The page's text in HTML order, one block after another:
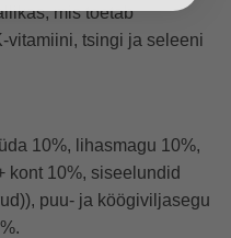
mis toetab
vitamiini, tsingi ja seleeni
10%, lihasmagu 10%,
kont 10%, siseelundid
puu- ja köögiviljasegu